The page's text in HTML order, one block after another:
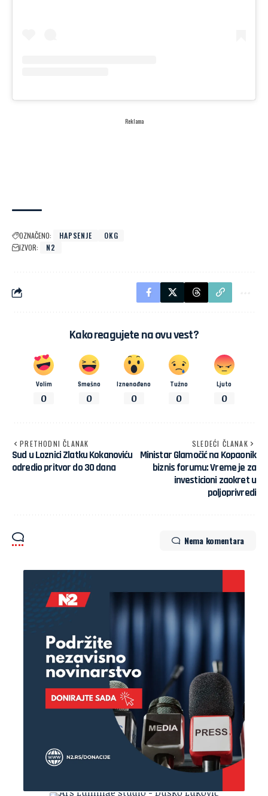
Reklama
OZNAČENO: HAPSENJE
OKG
IZVOR:
N2
Kako reagujete na ovu vest?
Volim
0
Smešno
0
Iznenađeno
0
Tužno
0
Ljuto
0
PRETHODNI ČLANAK
Sud u Loznici Zlatku Kokanoviću
odredio pritvor do 30 dana
SLEDEĆI ČLANAK
Ministar Glamočić na Kopaonik
biznis forumu: Vreme je za
investicioni zaokret u
poljoprivredi
Nema komentara